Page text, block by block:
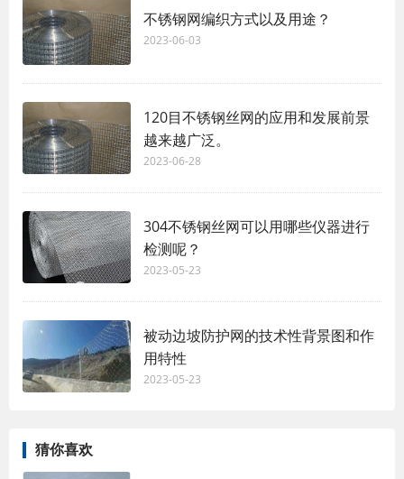
不锈钢网编织方式以及用途？
2023-06-03
120目不锈钢丝网的应用和发展前景
越来越广泛。
2023-06-28
304不锈钢丝网可以用哪些仪器进行
检测呢？
2023-05-23
被动边坡防护网的技术性背景图和作
用特性
2023-05-23
猜你喜欢